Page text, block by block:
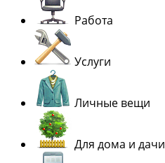
Работа
Услуги
Личные вещи
Для дома и дачи